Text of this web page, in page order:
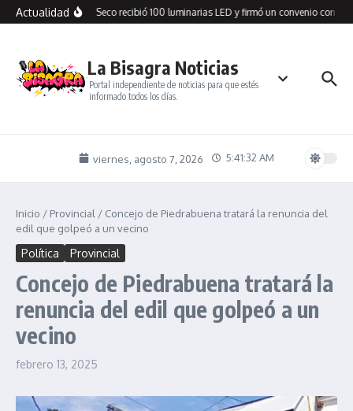
Saltar al contenido
ActualidadCañadón Seco recibió 100 luminarias LED y firmó un convenio con
La Bisagra Noticias
Portal independiente de noticias para que estés
informado todos los días.
viernes, agosto 7, 2026 5:41:32 AM
Inicio / Provincial / Concejo de Piedrabuena tratará la renuncia del
edil que golpeó a un vecino
Política Provincial
Concejo de Piedrabuena tratará la
renuncia del edil que golpeó a un
vecino
febrero 13, 2025